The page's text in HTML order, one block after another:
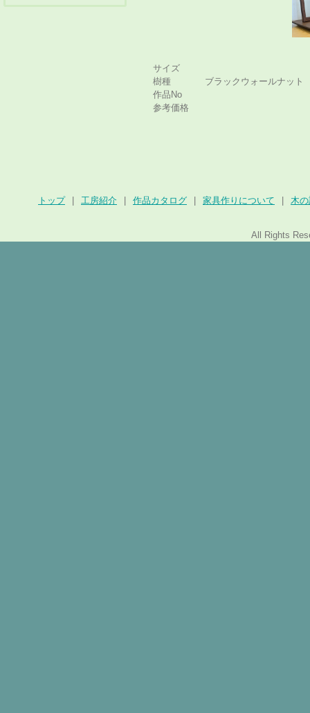
サイズ
樹種
ブラックウォールナット
作品No
参考価格
トップ 工房紹介 作品カタログ 家具作りについて 木
All Rights